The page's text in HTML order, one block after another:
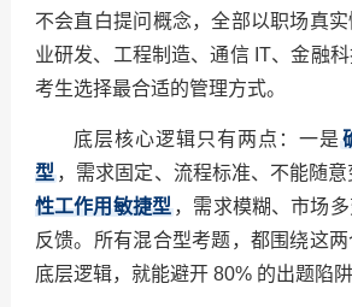
不会直白提问概念，全部以职场真
业研发、工程制造、通信 IT、金融
考生选择最合适的管理方式。
底层核心逻辑只有两点：一是
型 ，需求固定、流程标准、不能随
性工作用敏捷型 ，需求模糊、市场
反馈。所有混合型考题，都围绕这
底层逻辑，就能避开 80% 的出题陷阱